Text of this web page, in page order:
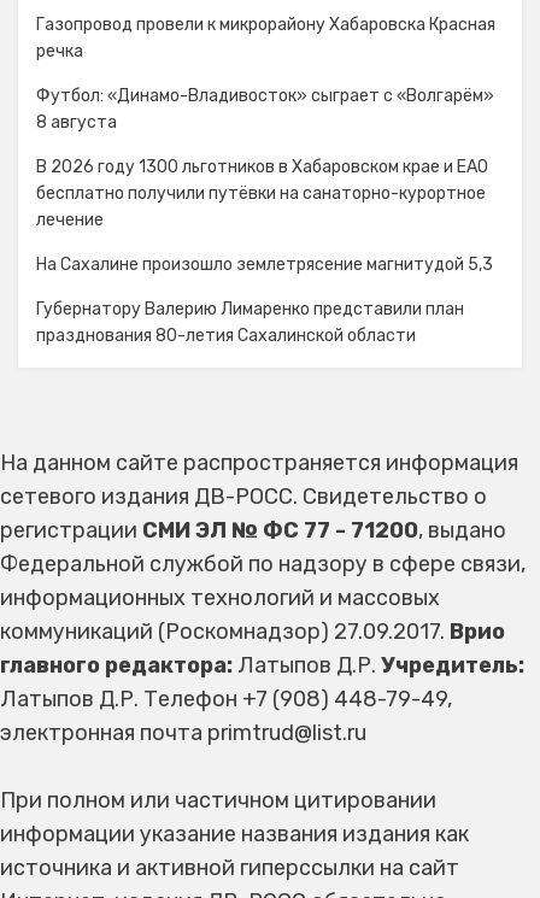
Газопровод провели к микрорайону Хабаровска Красная
речка
Футбол: «Динамо-Владивосток» сыграет с «Волгарём»
8 августа
В 2026 году 1300 льготников в Хабаровском крае и ЕАО
бесплатно получили путёвки на санаторно-курортное
лечение
На Сахалине произошло землетрясение магнитудой 5,3
Губернатору Валерию Лимаренко представили план
празднования 80-летия Сахалинской области
На данном сайте распространяется информация
сетевого издания ДВ-РОСС. Свидетельство о
регистрации СМИ ЭЛ № ФС 77 - 71200, выдано
Федеральной службой по надзору в сфере связи,
информационных технологий и массовых
коммуникаций (Роскомнадзор) 27.09.2017. Врио
главного редактора: Латыпов Д.Р. Учредитель:
Латыпов Д.Р. Телефон +7 (908) 448-79-49,
электронная почта primtrud@list.ru
При полном или частичном цитировании
информации указание названия издания как
источника и активной гиперссылки на сайт